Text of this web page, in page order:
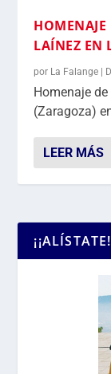
LAÍNEZ EN
por La Falange |
Homenaje
(Zaragoza)
LEER MÁS